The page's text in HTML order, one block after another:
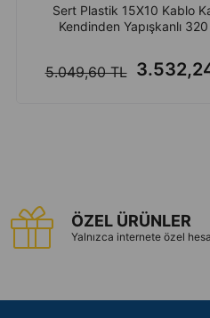
Sert Plastik 15X10 Kablo
Kendinden Yapışkanlı
5.049,60 TL
ÖZEL ÜRÜNLER
Yalnızca internete özel